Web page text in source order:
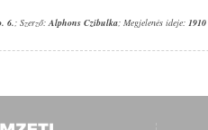
6.; Szerző:Alphons Czibulka; Megjelenés ideje: